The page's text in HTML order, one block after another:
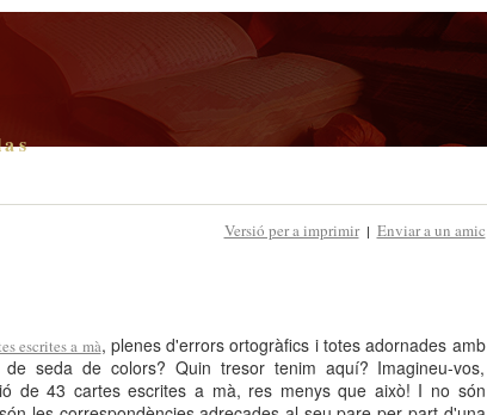
Versió per a imprimir | Enviar a un amic
escrites a mà, plenes d'errors ortogràfics i totes adornades amb
seda de colors? Quin tresor tenim aquí? Imagineu-vos,
de 43 cartes escrites a mà, res menys que això! I no són